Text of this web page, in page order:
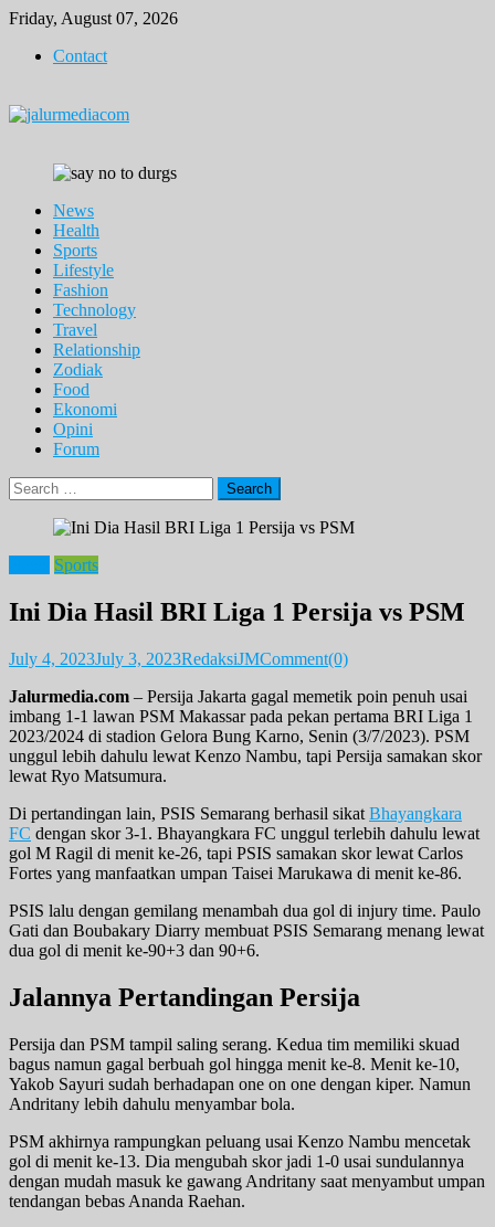
Skip
content
Friday, August 07, 2026
Contact
News
Health
Sports
Lifestyle
Fashion
Technology
Travel
Relationship
Zodiak
Food
Ekonomi
Opini
Forum
Search
for:
Sports
Ini Dia Hasil BRI Liga 1 Persija vs PSM
July 4, 2023July 3, 2023RedaksiJMComment(0)
Jalurmedia.com – Persija Jakarta gagal memetik poin penuh usai
imbang 1-1 lawan PSM Makassar pada pekan pertama BRI Liga 1
2023/2024 di stadion Gelora Bung Karno, Senin (3/7/2023). PSM
unggul lebih dahulu lewat Kenzo Nambu, tapi Persija samakan skor
lewat Ryo Matsumura.
Di pertandingan lain, PSIS Semarang berhasil sikat Bhayangkara
FC dengan skor 3-1. Bhayangkara FC unggul terlebih dahulu lewat
gol M Ragil di menit ke-26, tapi PSIS samakan skor lewat Carlos
Fortes yang manfaatkan umpan Taisei Marukawa di menit ke-86.
PSIS lalu dengan gemilang menambah dua gol di injury time. Paulo
Gati dan Boubakary Diarry membuat PSIS Semarang menang lewat
dua gol di menit ke-90+3 dan 90+6.
Jalannya Pertandingan Persija
Persija dan PSM tampil saling serang. Kedua tim memiliki skuad
bagus namun gagal berbuah gol hingga menit ke-8. Menit ke-10,
Yakob Sayuri sudah berhadapan one on one dengan kiper. Namun
Andritany lebih dahulu menyambar bola.
PSM akhirnya rampungkan peluang usai Kenzo Nambu mencetak
gol di menit ke-13. Dia mengubah skor jadi 1-0 usai sundulannya
dengan mudah masuk ke gawang Andritany saat menyambut umpan
tendangan bebas Ananda Raehan.